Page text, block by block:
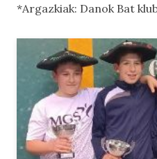
*Argazkiak: Danok Bat